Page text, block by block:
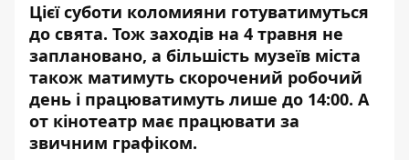
Цієї суботи коломияни готуватимуться
до свята. Тож заходів на 4 травня не
заплановано, а більшість музеїв міста
також матимуть скорочений робочий
день і працюватимуть лише до 14:00. А
от кінотеатр має працювати за
звичним графіком.